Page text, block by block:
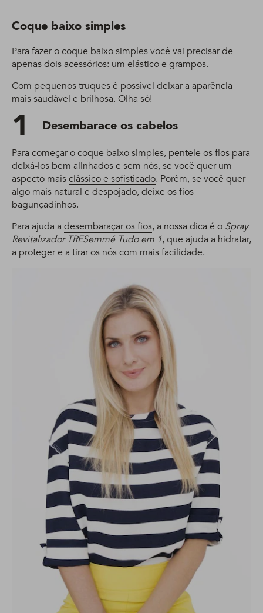
Coque baixo simples
Para fazer o coque baixo simples você vai precisar de
apenas dois acessórios: um elástico e grampos.
Com pequenos truques é possível deixar a aparência
mais saudável e brilhosa. Olha só!
1 Desembarace os cabelos
Para começar o coque baixo simples, penteie os fios para
deixá-los bem alinhados e sem nós, se você quer um
aspecto maisclássico e sofisticado. Porém, se você quer
algo mais natural e despojado, deixe os fios
bagunçadinhos.
Para ajuda a desembaraçar os fios, a nossa dica é o Spray
Revitalizador TRESemmé Tudo em 1, que ajuda a hidratar,
a proteger e a tirar os nós com mais facilidade.